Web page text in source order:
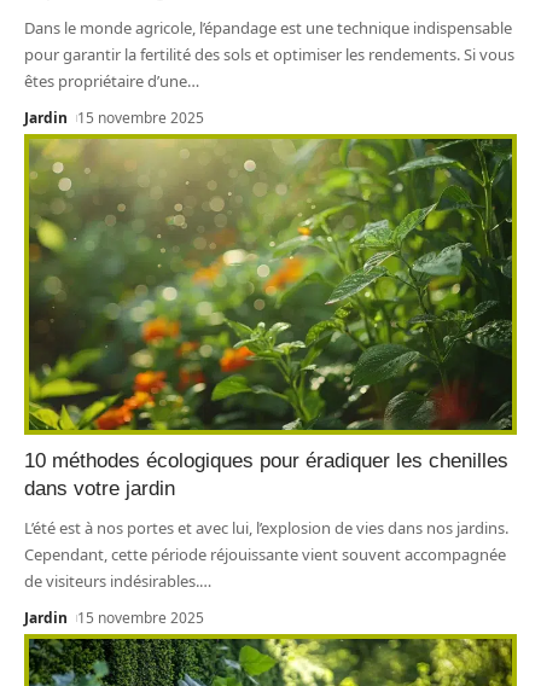
Dans le monde agricole, l’épandage est une technique indispensable
pour garantir la fertilité des sols et optimiser les rendements. Si vous
êtes propriétaire d’une…
Jardin 15 novembre 2025
10 méthodes écologiques pour éradiquer les chenilles
dans votre jardin
L’été est à nos portes et avec lui, l’explosion de vies dans nos jardins.
Cependant, cette période réjouissante vient souvent accompagnée
de visiteurs indésirables.…
Jardin 15 novembre 2025